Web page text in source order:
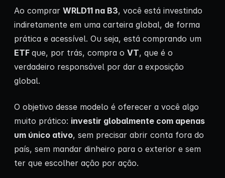
Ao comprar WRLD11 na B3, você está investindo
indiretamente em uma carteira global, de forma
prática e acessível. Ou seja, está comprando um
ETF que, por trás, compra o VT, que é o
verdadeiro responsável por dar a exposição
global.
O objetivo desse modelo é oferecer a você algo
muito prático: investir globalmente com apenas
um único ativo, sem precisar abrir conta fora do
país, sem mandar dinheiro para o exterior e sem
ter que escolher ação por ação.